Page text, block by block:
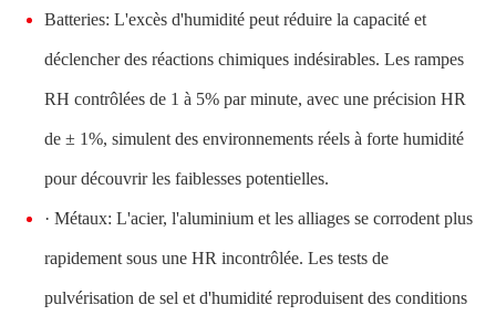
Batteries: L'excès d'humidité peut réduire la capacité et
déclencher des réactions chimiques indésirables. Les rampes
RH contrôlées de 1 à 5% par minute, avec une précision HR
de ± 1%, simulent des environnements réels à forte humidité
pour découvrir les faiblesses potentielles.
· Métaux: L'acier, l'aluminium et les alliages se corrodent plus
rapidement sous une HR incontrôlée. Les tests de
pulvérisation de sel et d'humidité reproduisent des conditions